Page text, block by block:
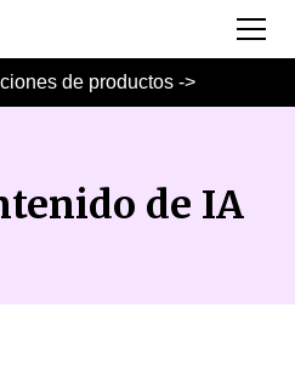
de productos ->
de IA